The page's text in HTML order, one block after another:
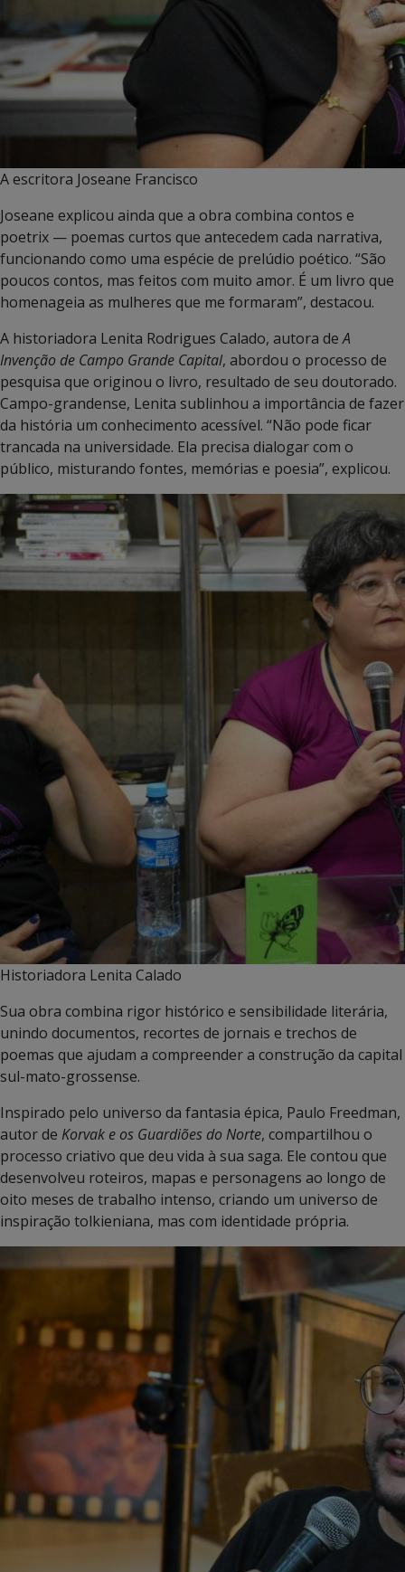
A escritora Joseane Francisco
Joseane explicou ainda que a obra combina contos e
poetrix — poemas curtos que antecedem cada narrativa,
funcionando como uma espécie de prelúdio poético. “São
poucos contos, mas feitos com muito amor. É um livro que
homenageia as mulheres que me formaram”, destacou.
A historiadora Lenita Rodrigues Calado, autora deA
Invenção de Campo Grande Capital, abordou o processo de
pesquisa que originou o livro, resultado de seu doutorado.
Campo-grandense, Lenita sublinhou a importância de fazer
da história um conhecimento acessível. “Não pode ficar
trancada na universidade. Ela precisa dialogar com o
público, misturando fontes, memórias e poesia”, explicou.
Historiadora Lenita Calado
Sua obra combina rigor histórico e sensibilidade literária,
unindo documentos, recortes de jornais e trechos de
poemas que ajudam a compreender a construção da capital
sul-mato-grossense.
Inspirado pelo universo da fantasia épica, Paulo Freedman,
autor de Korvak e os Guardiões do Norte, compartilhou o
processo criativo que deu vida à sua saga. Ele contou que
desenvolveu roteiros, mapas e personagens ao longo de
oito meses de trabalho intenso, criando um universo de
inspiração tolkieniana, mas com identidade própria.